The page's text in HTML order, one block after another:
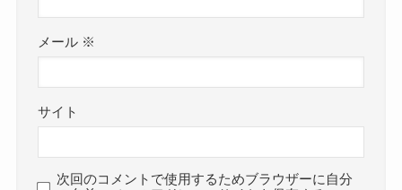
メール ※
サイト
次回のコメントで使用するためブラウザーに自分